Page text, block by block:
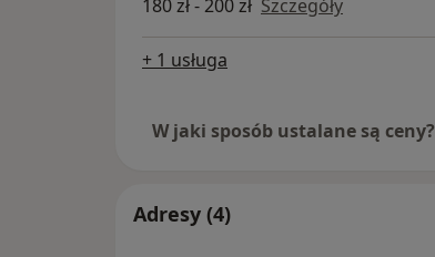
180 zł - 200 zł Szczegóły
+ 1 usługa
W jaki sposób ustalane są ceny?
Adresy (4)